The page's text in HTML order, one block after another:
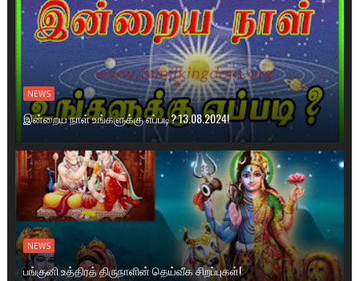
NEWS
இன்றைய நாள் உங்களுக்கு எப்படி? 13.08.2024!
NEWS
பங்குனி உத்திரத் திருநாளின் தெய்வீக சிறப்புகள்!